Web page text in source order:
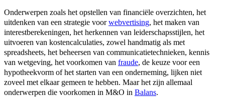
Onderwerpen zoals het opstellen van financiële overzichten, het
uitdenken van een strategie voorwebvertising, het maken van
interestberekeningen, het herkennen van leiderschapsstijlen, het
uitvoeren van kostencalculaties, zowel handmatig als met
spreadsheets, het beheersen van communicatietechnieken, kennis
van wetgeving, het voorkomen van fraude, de keuze voor een
hypotheekvorm of het starten van een onderneming, lijken niet
zoveel met elkaar gemeen te hebben. Maar het zijn allemaal
onderwerpen die voorkomen in M&O in Balans.